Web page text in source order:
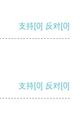
支持[0] 反对[0]
支持[0] 反对[0]